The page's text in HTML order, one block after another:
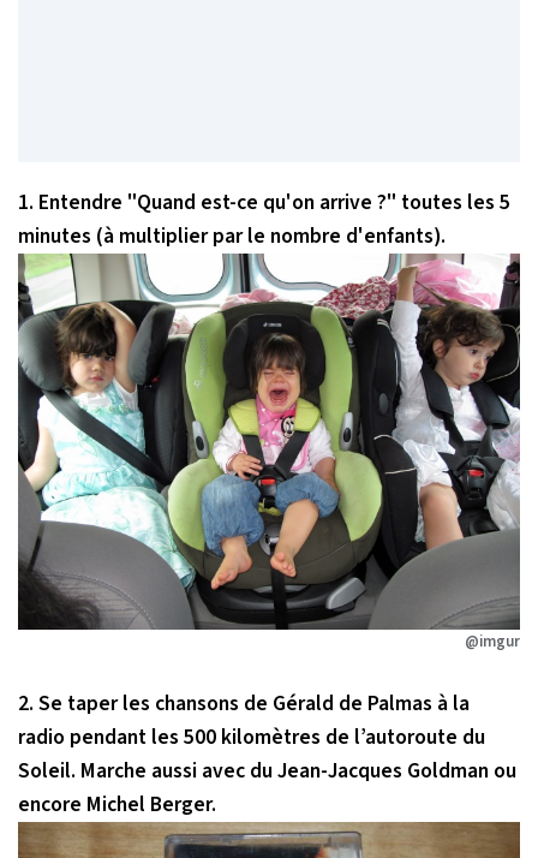
1. Entendre "Quand est-ce qu'on arrive ?" toutes les 5
minutes (à multiplier par le nombre d'enfants).
@imgur
2. Se taper les chansons de Gérald de Palmas à la
radio pendant les 500 kilomètres de l’autoroute du
Soleil. Marche aussi avec du Jean-Jacques Goldman ou
encore Michel Berger.